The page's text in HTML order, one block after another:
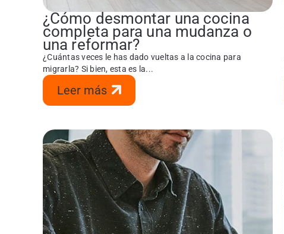
¿Cómo desmontar una cocina
completa para una mudanza o
una reformar?
¿Cuántas veces le has dado vueltas a la cocina para
migrarla? Si bien, esta es la...
Leer más